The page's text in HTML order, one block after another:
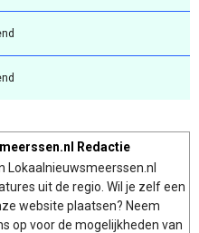
Redactie
Lokaalnieuwsmeerssen.nl
uit de regio. Wil je zelf een
website plaatsen? Neem
op voor de mogelijkheden van